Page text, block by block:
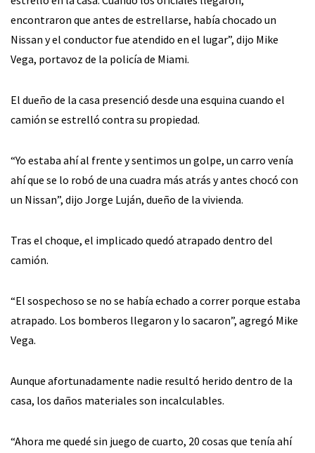
encontraron que antes de estrellarse, había chocado un
Nissan y el conductor fue atendido en el lugar”, dijo Mike
Vega, portavoz de la policía de Miami.
El dueño de la casa presenció desde una esquina cuando el
camión se estrelló contra su propiedad.
“Yo estaba ahí al frente y sentimos un golpe, un carro venía
ahí que se lo robó de una cuadra más atrás y antes chocó con
un Nissan”, dijo Jorge Luján, dueño de la vivienda.
Tras el choque, el implicado quedó atrapado dentro del
camión.
“El sospechoso se no se había echado a correr porque estaba
atrapado. Los bomberos llegaron y lo sacaron”, agregó Mike
Vega.
Aunque afortunadamente nadie resultó herido dentro de la
casa, los daños materiales son incalculables.
“Ahora me quedé sin juego de cuarto, 20 cosas que tenía ahí